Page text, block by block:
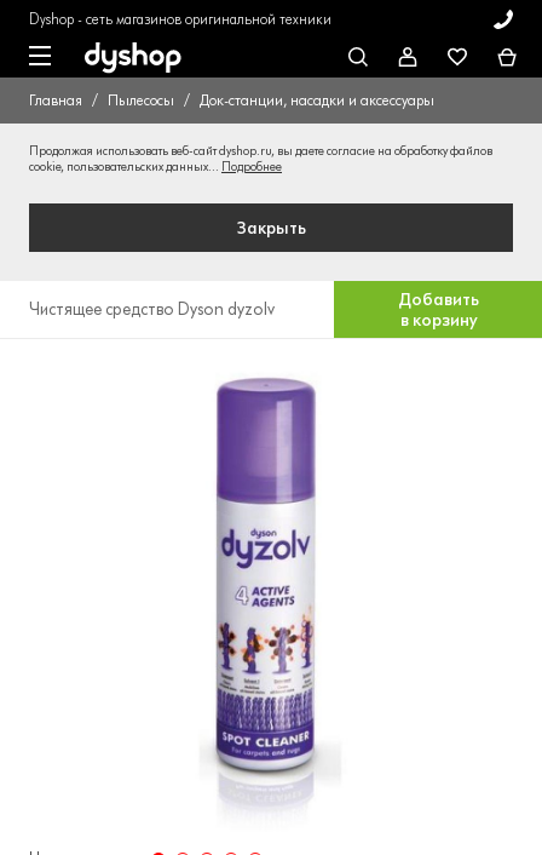
Dyshop - сеть магазинов оригинальной техники
Главная Пылесосы Док-станции, насадки и аксессуары
Продолжая использовать веб-сайт dyshop.ru, вы даете согласие на обработку файлов
cookie, пользовательских данных... Подробнее
Закрыть
Чистящее средство Dyson dyzolv
Добавить
в корзину